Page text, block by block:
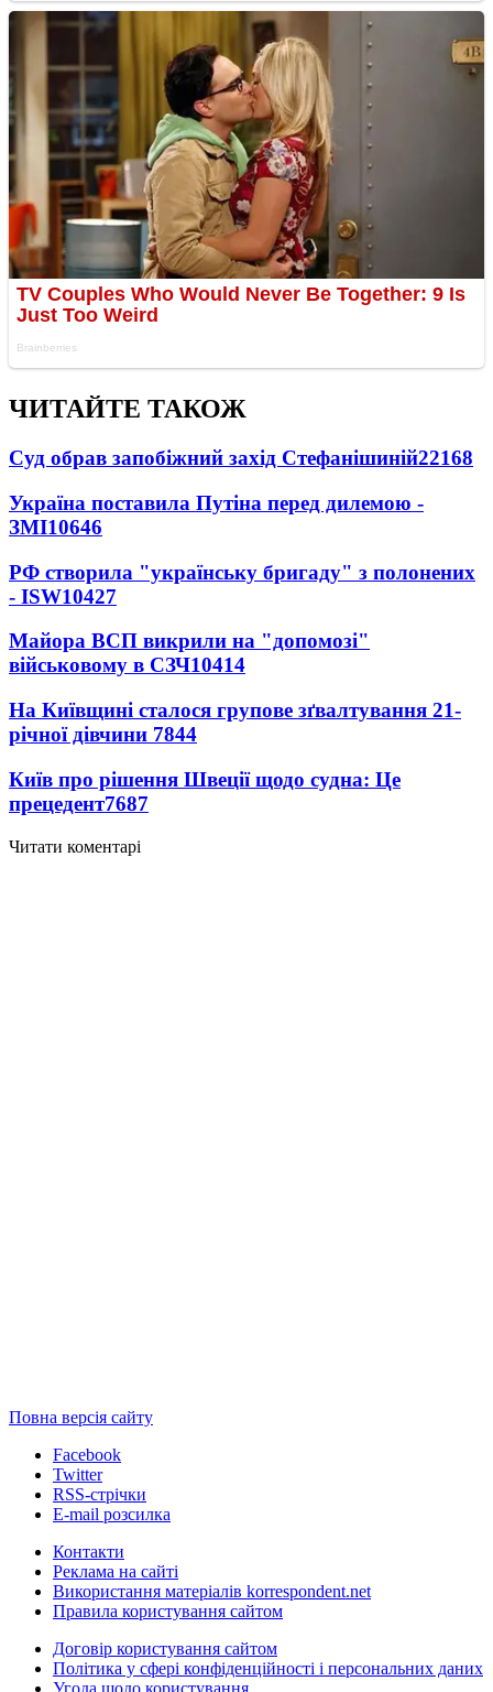
ЧИТАЙТЕ ТАКОЖ
Суд обрав запобіжний захід Стефанішиній22168
Україна поставила Путіна перед дилемою -
ЗМІ10646
РФ створила "українську бригаду" з полонених
- ISW10427
Майора ВСП викрили на "допомозі"
військовому в СЗЧ10414
На Київщині сталося групове зґвалтування 21-
річної дівчини 7844
Київ про рішення Швеції щодо судна: Це
прецедент7687
Читати коментарі
Повна версія сайту
Facebook
Twitter
RSS-стрічки
E-mail розсилка
Контакти
Реклама на сайті
Використання матеріалів korrespondent.net
Правила користування сайтом
Договір користування сайтом
Політика у сфері конфіденційності і персональних даних
Угода щодо користування